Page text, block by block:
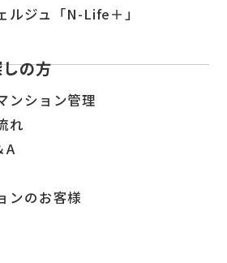
ルジュ「N-Life＋」
の方
ンション管理
れ
A
ンのお客様